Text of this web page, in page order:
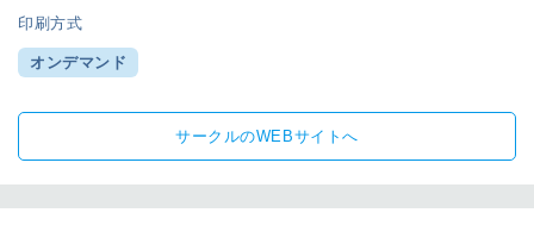
印刷方式
オンデマンド
サークルのWEBサイトへ